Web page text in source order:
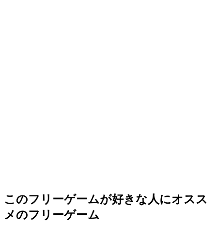
このフリーゲームが好きな人にオスス
メのフリーゲーム